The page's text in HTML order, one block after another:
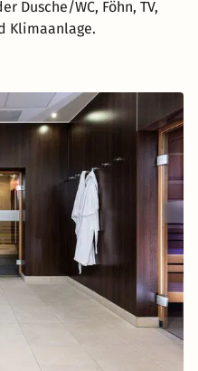
Dusche/WC, Föhn, TV,
Klimaanlage.